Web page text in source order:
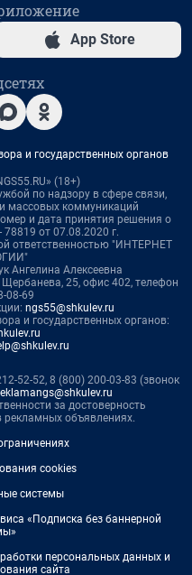
App Store
и государственных органов
(18+)
по надзору в сфере связи,
массовых коммуникаций
и дата принятия решения о
от 07.08.2020 г.
ответственностью "ИНТЕРНЕТ
Ангелина Алексеевна
25, офис 402, телефон
08-69
ngs55@shkulev.ru
и государственных органов:
52-52, 8 (800) 200-03-83 (звонок
за достоверность
объявлениях.
cookies
системы
«Подписка без баннерной
персональных данных и
сайта